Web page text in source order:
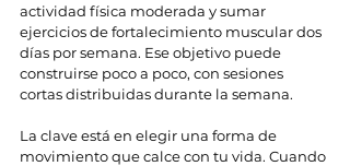
actividad física moderada y sumar
ejercicios de fortalecimiento muscular dos
días por semana. Ese objetivo puede
construirse poco a poco, con sesiones
cortas distribuidas durante la semana.
La clave está en elegir una forma de
movimiento que calce con tu vida. Cuando